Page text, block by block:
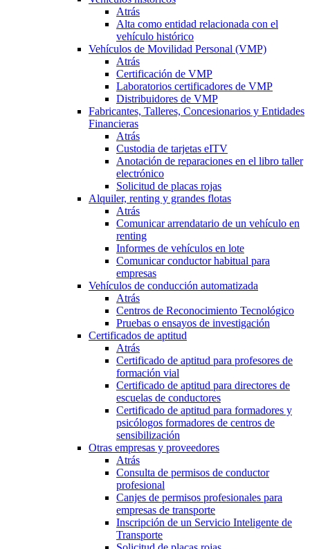
Atrás
Alta como entidad relacionada con el
vehículo histórico
Vehículos de Movilidad Personal (VMP)
Atrás
Certificación de VMP
Laboratorios certificadores de VMP
Distribuidores de VMP
Fabricantes, Talleres, Concesionarios y Entidades
Financieras
Atrás
Custodia de tarjetas eITV
Anotación de reparaciones en el libro taller
electrónico
Solicitud de placas rojas
Alquiler, renting y grandes flotas
Atrás
Comunicar arrendatario de un vehículo en
renting
Informes de vehículos en lote
Comunicar conductor habitual para
empresas
Vehículos de conducción automatizada
Atrás
Centros de Reconocimiento Tecnológico
Pruebas o ensayos de investigación
Certificados de aptitud
Atrás
Certificado de aptitud para profesores de
formación vial
Certificado de aptitud para directores de
escuelas de conductores
Certificado de aptitud para formadores y
psicólogos formadores de centros de
sensibilización
Otras empresas y proveedores
Atrás
Consulta de permisos de conductor
profesional
Canjes de permisos profesionales para
empresas de transporte
Inscripción de un Servicio Inteligente de
Transporte